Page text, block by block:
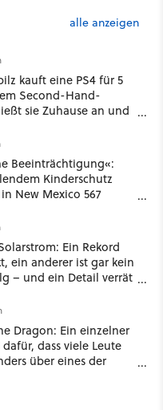
alle anzeigen
kauft eine PS4 für 5
Second-Hand-
sie Zuhause an und
PlayStation [Best of
Beeinträchtigung«:
Kinderschutz
New Mexico 567
Ein Rekord
ein anderer ist gar kein
– und ein Detail verrät
Dragon: Ein einzelner
dass viele Leute
über eines der